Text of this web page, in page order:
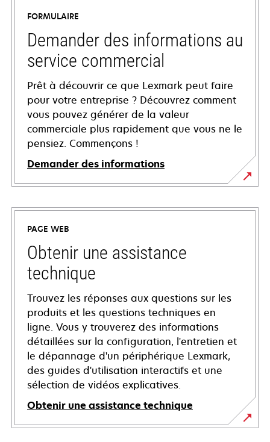
FORMULAIRE
Demander des informations au
service commercial
Prêt à découvrir ce que Lexmark peut faire
pour votre entreprise ? Découvrez comment
vous pouvez générer de la valeur
commerciale plus rapidement que vous ne le
pensiez. Commençons !
Demander des informations
PAGE WEB
Obtenir une assistance
technique
Trouvez les réponses aux questions sur les
produits et les questions techniques en
ligne. Vous y trouverez des informations
détaillées sur la configuration, l'entretien et
le dépannage d'un périphérique Lexmark,
des guides d'utilisation interactifs et une
sélection de vidéos explicatives.
Obtenir une assistance technique
s’ouvre